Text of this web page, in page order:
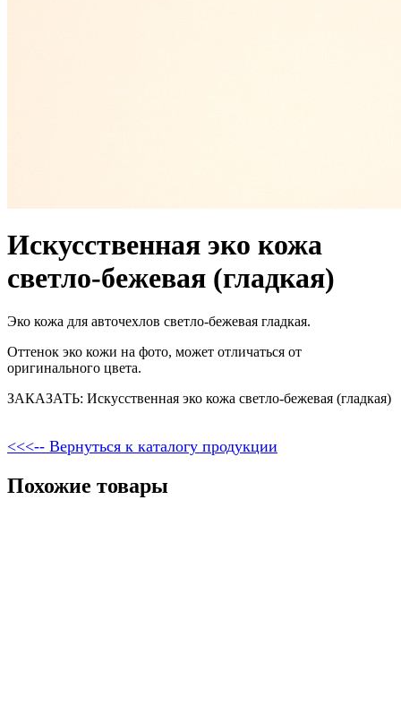
Искусственная эко кожа
светло-бежевая (гладкая)
Эко кожа для авточехлов светло-бежевая гладкая.
Оттенок эко кожи на фото, может отличаться от
оригинального цвета.
ЗАКАЗАТЬ: Искусственная эко кожа светло-бежевая (гладкая)
<<<-- Вернуться к каталогу продукции
Похожие товары